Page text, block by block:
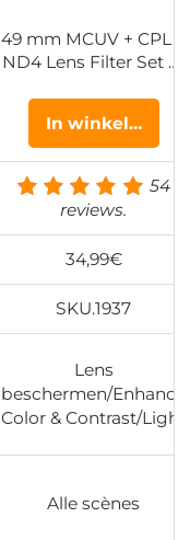
49 mm MCUV + CPL +
ND4 Lens Filter Set m
kje en Filterzak Nano
Klear Serie
In winkelwagen
54
reviews.
34,99€
SKU.1937
Lens
beschermen/Enhance
Color & Contrast/Light
Alle scènes